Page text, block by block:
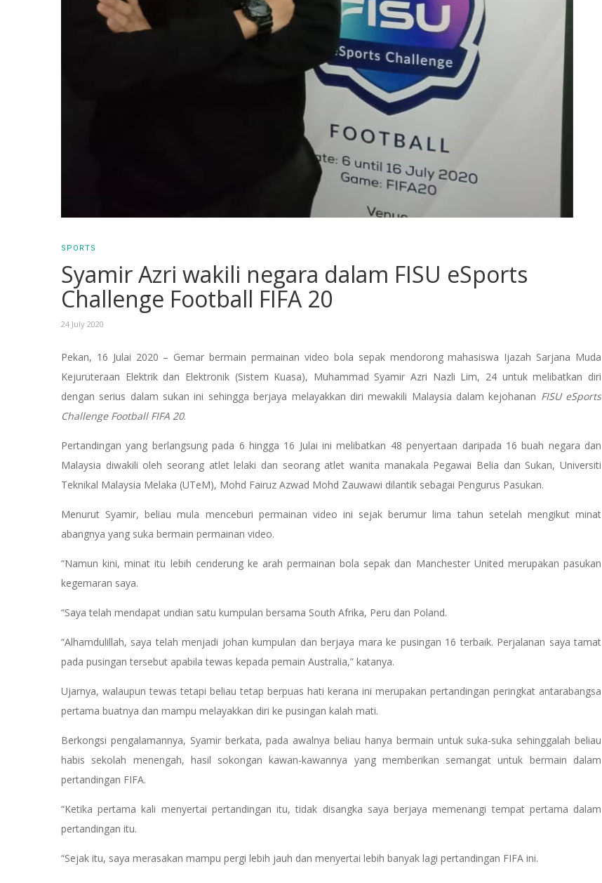
SPORTS
Syamir Azri wakili negara dalam FISU eSports
Challenge Football FIFA 20
24 July 2020
Pekan, 16 Julai 2020 – Gemar bermain permainan video bola sepak mendorong mahasiswa Ijazah Sarjana Muda
Kejuruteraan Elektrik dan Elektronik (Sistem Kuasa), Muhammad Syamir Azri Nazli Lim, 24 untuk melibatkan diri
dengan serius dalam sukan ini sehingga berjaya melayakkan diri mewakili Malaysia dalam kejohanan FISU eSports
Challenge Football FIFA 20.
Pertandingan yang berlangsung pada 6 hingga 16 Julai ini melibatkan 48 penyertaan daripada 16 buah negara dan
Malaysia diwakili oleh seorang atlet lelaki dan seorang atlet wanita manakala Pegawai Belia dan Sukan, Universiti
Teknikal Malaysia Melaka (UTeM), Mohd Fairuz Azwad Mohd Zauwawi dilantik sebagai Pengurus Pasukan.
Menurut Syamir, beliau mula menceburi permainan video ini sejak berumur lima tahun setelah mengikut minat
abangnya yang suka bermain permainan video.
“Namun kini, minat itu lebih cenderung ke arah permainan bola sepak dan Manchester United merupakan pasukan
kegemaran saya.
“Saya telah mendapat undian satu kumpulan bersama South Afrika, Peru dan Poland.
“Alhamdulillah, saya telah menjadi johan kumpulan dan berjaya mara ke pusingan 16 terbaik. Perjalanan saya tamat
pada pusingan tersebut apabila tewas kepada pemain Australia,” katanya.
Ujarnya, walaupun tewas tetapi beliau tetap berpuas hati kerana ini merupakan pertandingan peringkat antarabangsa
pertama buatnya dan mampu melayakkan diri ke pusingan kalah mati.
Berkongsi pengalamannya, Syamir berkata, pada awalnya beliau hanya bermain untuk suka-suka sehinggalah beliau
habis sekolah menengah, hasil sokongan kawan-kawannya yang memberikan semangat untuk bermain dalam
pertandingan FIFA.
“Ketika pertama kali menyertai pertandingan itu, tidak disangka saya berjaya memenangi tempat pertama dalam
pertandingan itu.
“Sejak itu, saya merasakan mampu pergi lebih jauh dan menyertai lebih banyak lagi pertandingan FIFA ini.